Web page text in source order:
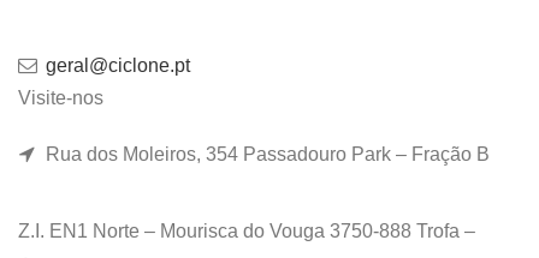
geral@ciclone.pt
Visite-nos
Rua dos Moleiros, 354 Passadouro Park – Fração B
Z.I. EN1 Norte – Mourisca do Vouga 3750-888 Trofa –